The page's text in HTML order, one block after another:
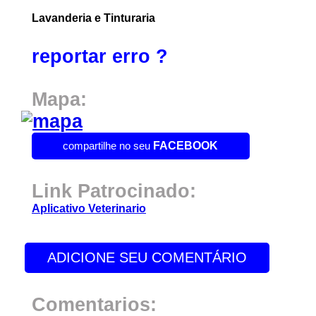
Lavanderia e Tinturaria
reportar erro ?
Mapa:
compartilhe no seu FACEBOOK
Link Patrocinado:
Aplicativo Veterinario
ADICIONE SEU COMENTÁRIO
Comentarios: